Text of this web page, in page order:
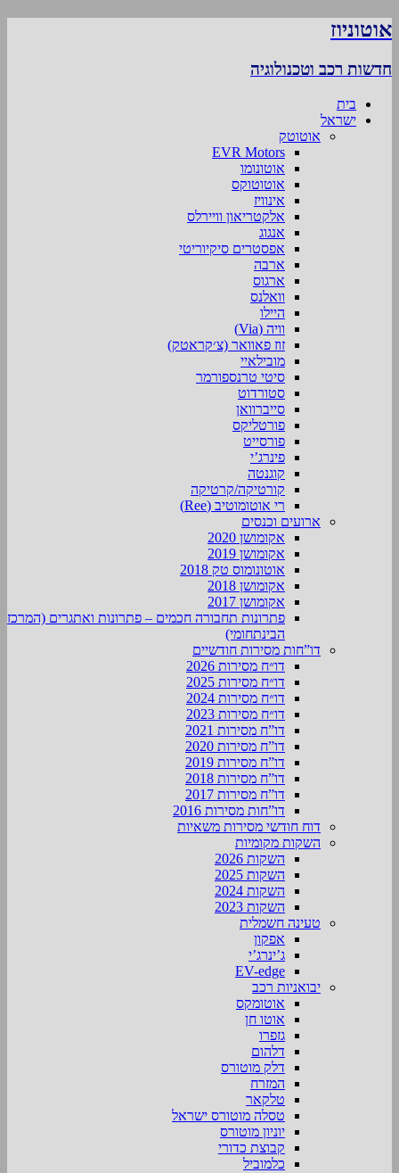
אוטוניוז
חדשות רכב וטכנולוגיה
בית
ישראל
אוטוטק
EVR Motors
אוטונומו
אוטוטוקס
אינוויז
אלקטריאון וויירלס
אנגוג
אפסטרים סיקיוריטי
ארבה
ארגוס
וואלנס
היילו
וויה (Via)
זוז פאוואר (צ׳קראטק)
מובילאיי
סיטי טרנספורמר
סטורדוט
סייברוואן
פורטליקס
פורסייט
פינרג’י
קוגנטה
קורטיקה/קרטיקה
רי אוטומוטיב (Ree)
ארועים וכנסים
אקומושן 2020
אקומושן 2019
אוטונומוס טק 2018
אקומושן 2018
אקומושן 2017
פתרונות תחבורה חכמים – פתרונות ואתגרים (המרכז
הבינתחומי)
דו”חות מסירות חודשיים
דו״ח מסירות 2026
דו״ח מסירות 2025
דו״ח מסירות 2024
דו״ח מסירות 2023
דו”ח מסירות 2021
דו”ח מסירות 2020
דו”ח מסירות 2019
דו”ח מסירות 2018
דו”ח מסירות 2017
דו”חות מסירות 2016
דוח חודשי מסירות משאיות
השקות מקומיות
השקות 2026
השקות 2025
השקות 2024
השקות 2023
טעינה חשמלית
אפקון
ג’ינרג’י
EV-edge
יבואניות רכב
אוטומקס
אוטו חן
גזפרו
דלהום
דלק מוטורס
המזרח
טלקאר
טסלה מוטורס ישראל
יוניון מוטורס
קבוצת כדורי
כלמוביל